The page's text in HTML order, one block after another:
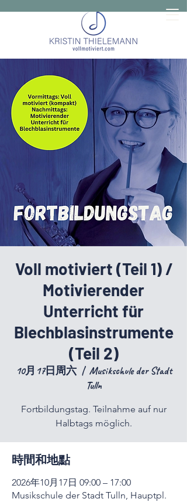
Voll motiviert (Teil 1) /
Motivierender
Unterricht für
Blechblasinstrumente
(Teil 2)
10月17日周六
  |
Musikschule der Stadt
Tulln
Fortbildungstag. Teilnahme auf nur
Halbtags möglich.
時間和地點
2026年10月17日 09:00 – 17:00
Musikschule der Stadt Tulln, Hauptpl.